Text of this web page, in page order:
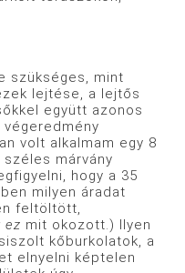
szükséges, mint
lejtése, a lejtős
együtt azonos
volt alkalmam egy 8
márvány
hogy a 35
milyen áradat
feltöltött,
ez mit okozott.) Ilyen
kőburkolatok, a
elnyelni képtelen